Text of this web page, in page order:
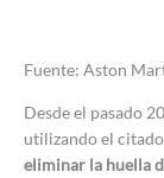
Fuente: Aston
Desde el pasado
utilizando el
eliminar la huella